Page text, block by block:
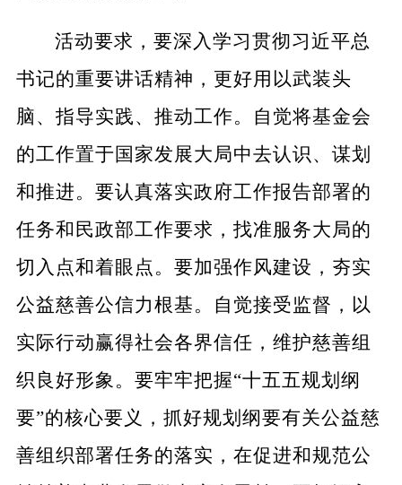
活动要求，要深入学习贯彻习近平总
书记的重要讲话精神，更好用以武装头
脑、指导实践、推动工作。自觉将基金会
的工作置于国家发展大局中去认识、谋划
和推进。要认真落实政府工作报告部署的
任务和民政部工作要求，找准服务大局的
切入点和着眼点。要加强作风建设，夯实
公益慈善公信力根基。自觉接受监督，以
实际行动赢得社会各界信任，维护慈善组
织良好形象。要牢牢把握“十五五规划纲
要”的核心要义，抓好规划纲要有关公益慈
善组织部署任务的落实，在促进和规范公